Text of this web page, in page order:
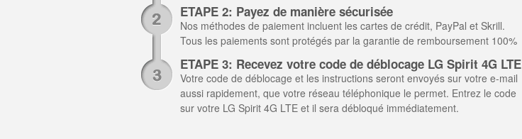
ETAPE 2: Payez de manière sécurisée
Nos méthodes de paiement incluent les cartes de crédit, PayPal et Skrill.
Tous les paiements sont protégés par la garantie de remboursement 100%
ETAPE 3: Recevez votre code de déblocage LG Spirit 4G LTE
Votre code de déblocage et les instructions seront envoyés sur votre e-mail
aussi rapidement, que votre réseau téléphonique le permet. Entrez le code
sur votre LG Spirit 4G LTE et il sera débloqué immédiatement.